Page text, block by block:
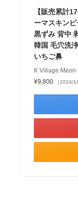
【販売累計
ーマスキン
黒ずみ 背中
韓国 毛穴洗
いちご鼻
K Village Meon
¥9,800
（2024/